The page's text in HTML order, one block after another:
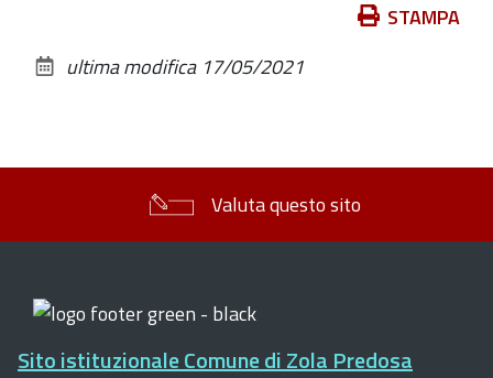
documento
STAMPA
ultima modifica 17/05/2021
Valuta questo sito
Sito istituzionale Comune di Zola Predosa